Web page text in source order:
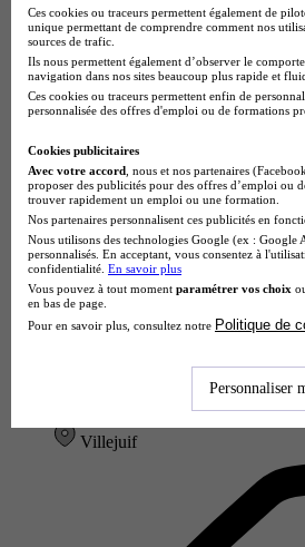
Villejuif
Ces cookies ou traceurs permettent également de
unique permettant de comprendre comment nos
sources de trafic.
Ils nous permettent également d’observer le
navigation dans nos sites beaucoup plus rapide et
Ces cookies ou traceurs permettent enfin de
personnalisée des offres d'emploi ou de formations
Cookies publicitaires
Avec votre accord , nous et nos partenaires
proposer des publicités pour des offres d’emploi ou
trouver rapidement un emploi ou une formation.
Nos partenaires personnalisent ces publicités en
Nous utilisons des technologies Google (ex : Google
personnalisés. En acceptant, vous consentez à
confidentialité. En savoir plus
Vous pouvez à tout moment paramétrer vos choix
en bas de page.
Pour en savoir plus, consultez notre Politique de
Personnaliser